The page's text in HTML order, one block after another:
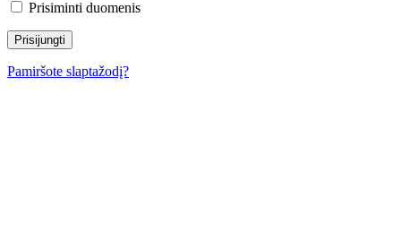
Prisiminti duomenis
Pamiršote slaptažodį?